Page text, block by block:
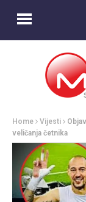
Home Vijesti
veličanja četnika